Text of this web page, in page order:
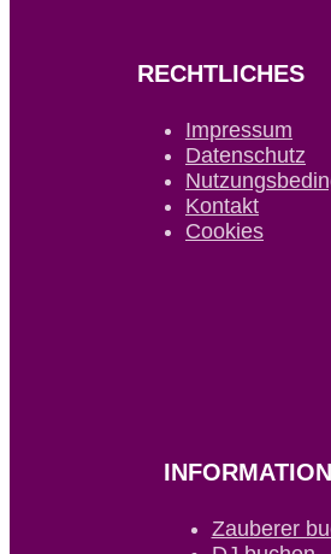
RECHTLICHES
Impressum
Datenschutz
Kontakt
Cookies
Zauberer